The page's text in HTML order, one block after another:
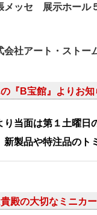
メッセ 展示ホール
会社アート・スト
『B宝館』よりお知
り当面は第１土曜日
新製品や特注品のト
殿の大切なミニカ